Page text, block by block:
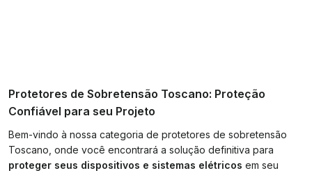
Protetores de Sobretensão Toscano: Proteção
Confiável para seu Projeto
Bem-vindo à nossa categoria de protetores de sobretensão
Toscano, onde você encontrará a solução definitiva para
proteger seus dispositivos e sistemas elétricos em seu